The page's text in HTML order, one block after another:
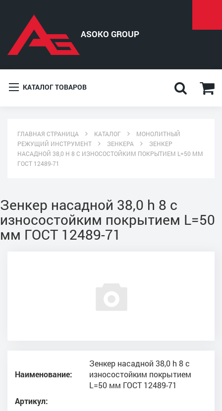
КАТАЛОГ ТОВАРОВ
ГЛАВНАЯ СТРАНИЦА КАТАЛОГ
МОНОЛИТНЫЙ
РЕЖУЩИЙ ИНСТРУМЕНТ
ЗЕНКЕРА
ЗЕНКЕР
НАСАДНОЙ 38,0 H 8 С ИЗНОСОСТОЙКИМ ПОКРЫТИЕМ L=50 ММ
ГОСТ 12489-71
Зенкер насадной 38,0 h 8 с
износостойким покрытием L=50
мм ГОСТ 12489-71
Наименование:
Зенкер насадной 38,0 h 8 с
износостойким покрытием
L=50 мм ГОСТ 12489-71
Артикул: